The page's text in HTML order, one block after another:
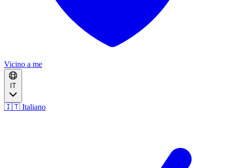
Vicino a me
IT
🇮🇹 Italiano